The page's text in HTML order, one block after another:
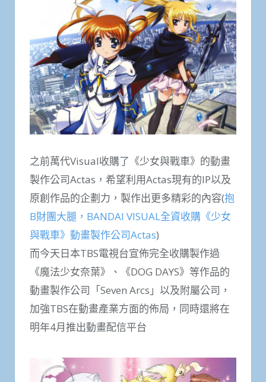
之前萬代Visual收購了《少女與戰車》的動畫
製作公司Actas，希望利用Actas現有的IP以及
原創作品的企劃力，製作出更多精彩的內容(抱
B財團大腿，BANDAI VISUAL全資收購《少女
與戰車》動畫製作公司Actas)
而今天日本TBS電視台宣佈完全收購製作過
《魔法少女奈葉》、《DOG DAYS》等作品的
動畫製作公司「Seven Arcs」以及附屬公司，
加強TBS在動畫產業方面的佈局，同時還將在
明年4月推出動畫配信平台